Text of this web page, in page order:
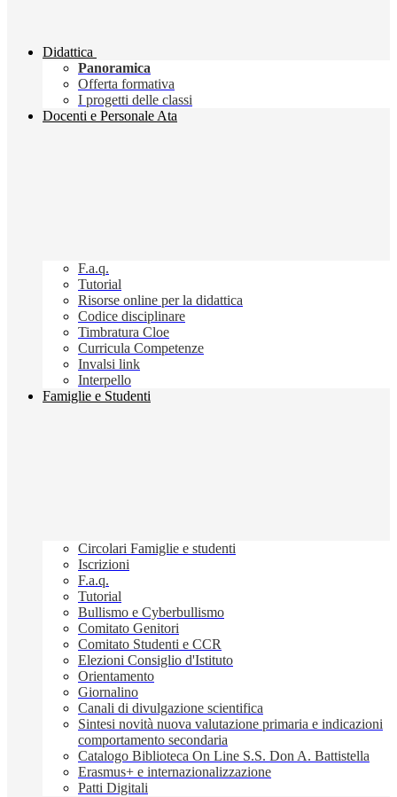
Didattica
Panoramica
Offerta formativa
I progetti delle classi
Docenti e Personale Ata
F.a.q.
Tutorial
Risorse online per la didattica
Codice disciplinare
Timbratura Cloe
Curricula Competenze
Invalsi link
Interpello
Famiglie e Studenti
Circolari Famiglie e studenti
Iscrizioni
F.a.q.
Tutorial
Bullismo e Cyberbullismo
Comitato Genitori
Comitato Studenti e CCR
Elezioni Consiglio d'Istituto
Orientamento
Giornalino
Canali di divulgazione scientifica
Sintesi novità nuova valutazione primaria e indicazioni
comportamento secondaria
Catalogo Biblioteca On Line S.S. Don A. Battistella
Erasmus+ e internazionalizzazione
Patti Digitali